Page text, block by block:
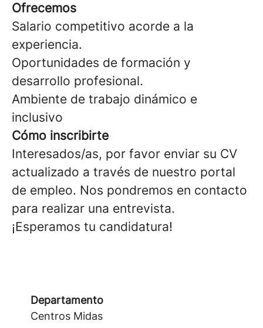
Ofrecemos
Salario competitivo acorde a la
experiencia.
Oportunidades de formación y
desarrollo profesional.
Ambiente de trabajo dinámico e
inclusivo
Cómo inscribirte
Interesados/as, por favor enviar su CV
actualizado a través de nuestro portal
de empleo. Nos pondremos en contacto
para realizar una entrevista.
¡Esperamos tu candidatura!
Departamento
Centros Midas